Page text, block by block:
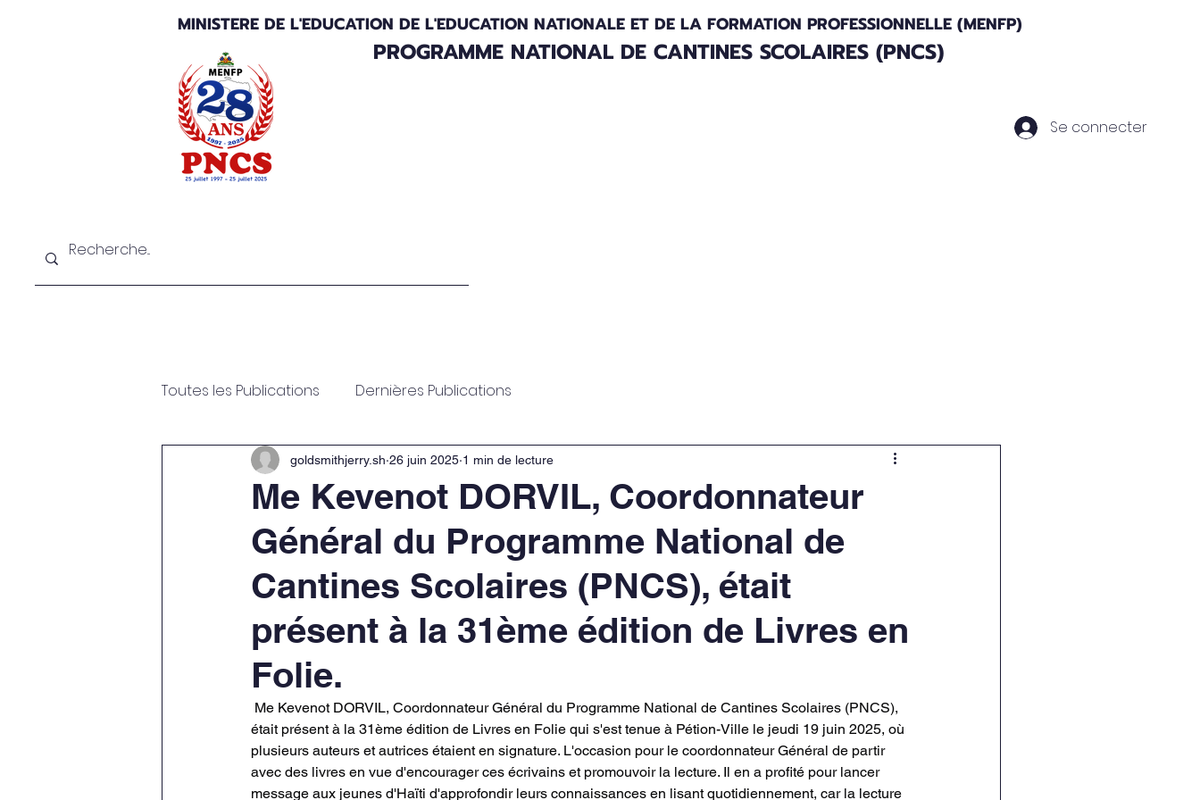
Se connecter
MINISTERE DE L'EDUCATION DE L'EDUCATION NATIONALE ET DE LA FORMATION PROFESSIONNELLE (MENFP)
PROGRAMME NATIONAL DE CANTINES SCOLAIRES (PNCS)
Toutes les Publications Dernières Publications
Me Kevenot DORVIL, Coordonnateur
Général du Programme National de
Cantines Scolaires (PNCS), était
présent à la 31ème édition de Livres en
Folie.
goldsmithjerry.sh 26 juin 2025 1 min de lecture
Me Kevenot DORVIL, Coordonnateur Général du Programme National de Cantines Scolaires (PNCS),
était présent à la 31ème édition de Livres en Folie qui s'est tenue à Pétion-Ville le jeudi 19 juin 2025, où
plusieurs auteurs et autrices étaient en signature. L'occasion pour le coordonnateur Général de partir
avec des livres en vue d'encourager ces écrivains et promouvoir la lecture. Il en a profité pour lancer
message aux jeunes d'Haïti d'approfondir leurs connaissances en lisant quotidiennement, car la lecture